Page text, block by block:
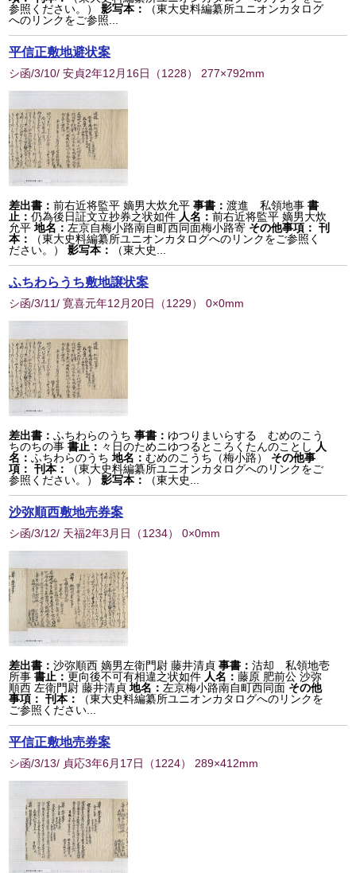
参照ください。）
影写本：
（東大史料編纂所ユニオンカタログ
へのリンクをご参照...
平信正敷地避状案
シ函/3/10/ 安貞2年12月16日 （1228） 277×792mm
差出書：前右近将監平 嫡男大炊允平 事書：渡進 私領地事書
止：仍為後日証文立抄券之状如件 人名：前右近将監平 嫡男大炊
允平 地名： 左京自梅小路南自町西同面梅小路寄 その他事項： 刊
本：
（東大史料編纂所ユニオンカタログへのリンクをご参照く
ださい。）
影写本： （東大史...
ふちわらうち敷地譲状案
シ函/3/11/ 寛喜元年12月20日 （1229） 0×0mm
差出書：ふちわらのうち 事書： ゆつりまいらする むめのこう
ちのちの事書止： 々日のためニゆつるところくたんのことし 人
名：ふちわらのうち 地名：むめのこうち（梅小路）
その他事
項： 刊本：
（東大史料編纂所ユニオンカタログへのリンクをご
参照ください。）
影写本： （東大史...
沙弥順西敷地売券案
シ函/3/12/ 天福2年3月日 （1234） 0×0mm
差出書：沙弥順西 嫡男左衛門尉 藤井清貞 事書：沽却 私領地壱
所事書止：更向後不可有相違之状如件 人名：藤原 肥前公 沙弥
順西 左衛門尉 藤井清貞 地名： 左京梅小路南自町西同面 その他
事項： 刊本：
（東大史料編纂所ユニオンカタログへのリンクを
ご参照ください...
平信正敷地売券案
シ函/3/13/ 貞応3年6月17日 （1224） 289×412mm